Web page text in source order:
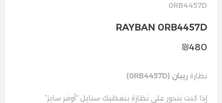
0RB4457D
RAYBAN 0RB4457D
₪480
نظارة ريبان (0RB4457D)
إذا كنت بتدور على نظارة بتعطيك ستايل “أوفر سايز”